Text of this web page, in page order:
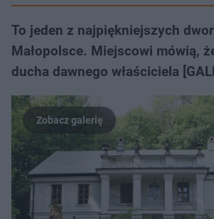
To jeden z najpiękniejszych
Małopolsce. Miejscowi mówią,
ducha dawnego właściciela